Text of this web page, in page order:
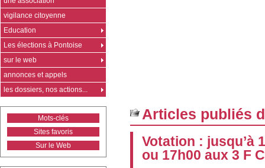
Articles publiés
Votation : jusqu’à
ou 17h00 aux 3 F
vigilance citoyenne
Education
Les élections à Pontoise
sur le web
annonces et appels
les dossiers, nos actions...
Mots-clés
Sites favoris
Sur le Web